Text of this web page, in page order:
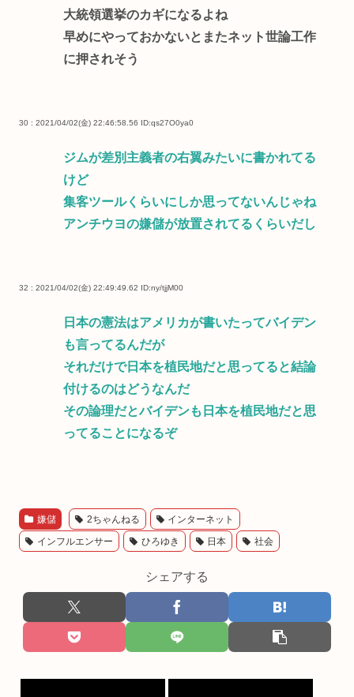
大統領選挙のカギになるよね
早めにやっておかないとまたネット世論工作
に押されそう
30 : 2021/04/02(金) 22:46:58.56 ID:qs27O0ya0
ジムが差別主義者の右翼みたいに書かれてる
けど
集客ツールくらいにしか思ってないんじゃね
アンチウヨの嫌儲が放置されてるくらいだし
32 : 2021/04/02(金) 22:49:49.62 ID:ny/tjjM00
日本の憲法はアメリカが書いたってバイデン
も言ってるんだが
それだけで日本を植民地だと思ってると結論
付けるのはどうなんだ
その論理だとバイデンも日本を植民地だと思
ってることになるぞ
嫌儲 2ちゃんねる インターネット
インフルエンサー ひろゆき 日本 社会
シェアする